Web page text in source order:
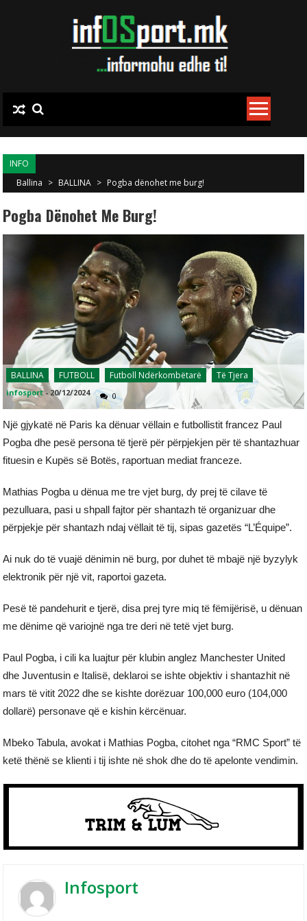
INFO
Ballina > BALLINA > Pogba dënohet me burg!
Pogba Dënohet Me Burg!
BALLINA FUTBOLL Futboll Ndërkombëtarë Të Tjera
infosport - 20/12/2024 0
Një gjykatë në Paris ka dënuar vëllain e futbollistit francez Paul
Pogba dhe pesë persona të tjerë për përpjekjen për të shantazhuar
fituesin e Kupës së Botës, raportuan mediat franceze.
Mathias Pogba u dënua me tre vjet burg, dy prej të cilave të
pezulluara, pasi u shpall fajtor për shantazh të organizuar dhe
përpjekje për shantazh ndaj vëllait të tij, sipas gazetës “L’Équipe”.
Ai nuk do të vuajë dënimin në burg, por duhet të mbajë një byzylyk
elektronik për një vit, raportoi gazeta.
Pesë të pandehurit e tjerë, disa prej tyre miq të fëmijërisë, u dënuan
me dënime që variojnë nga tre deri në tetë vjet burg.
Paul Pogba, i cili ka luajtur për klubin anglez Manchester United
dhe Juventusin e Italisë, deklaroi se ishte objektiv i shantazhit në
mars të vitit 2022 dhe se kishte dorëzuar 100,000 euro (104,000
dollarë) personave që e kishin kërcënuar.
Mbeko Tabula, avokat i Mathias Pogba, citohet nga “RMC Sport” të
ketë thënë se klienti i tij ishte në shok dhe do të apelonte vendimin.
Infosport